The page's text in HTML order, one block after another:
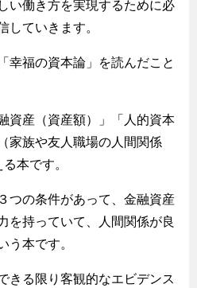
い働き方を実現するために必
していきます。
幸福の資本論」を読んだこと
資産（資産額）」「人的資本
家族や友人職場の人間関係
本です。
つの条件があって、金融資産
を持っていて、人間関係が良
う本です。
きる限り客観的なエビデンス